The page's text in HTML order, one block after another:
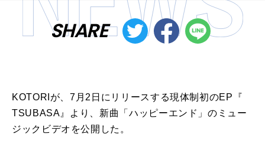
SHARE
KOTORI が、7月2日 に リリースす る現体制初のEP 『
TSUBASA 』より、 新曲 「 ハッピーエンド 」の ミュー
ジックビデオ を公開 した。